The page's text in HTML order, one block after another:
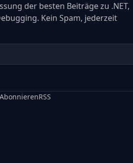
der besten Beiträge zu .NET,
Kein Spam, jederzeit
AbonnierenRSS